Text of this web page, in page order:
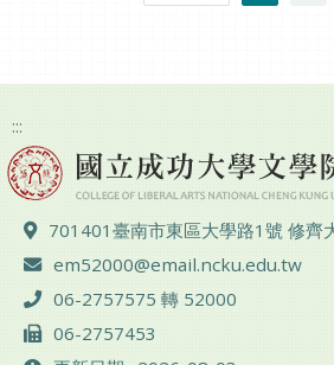
:::
地址 ：
701401臺南市東區大學路1號 修齊
電子郵件 ：
em52000@email.ncku.edu.tw
電話 ：
06-2757575 轉 52000
傳真 ：
06-2757453